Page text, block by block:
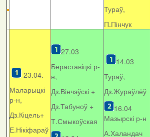
Тураў,
П.Пінчук
23.04.
Маларыцкі
р-н,
Дз.Кіцель+
Е.Нікіфараў
27.03
Бераставіцкі р-
н,
Дз.Вінчэўскі +
Дз.Табуноў +
Т.Смыкоўская
14.03
Тураў,
Дз.Жураўлёў
16.04
Мазырскі р-н
А.Халандач